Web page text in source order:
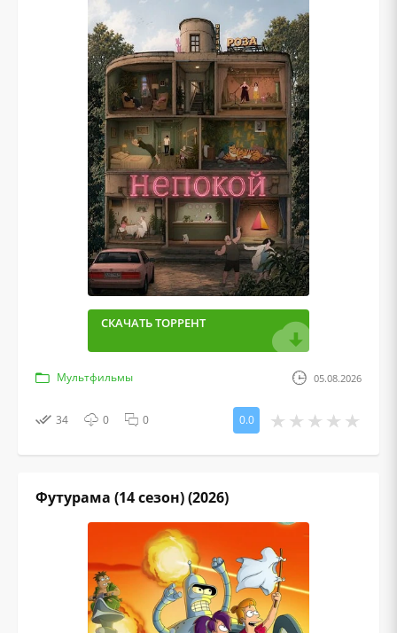
СКАЧАТЬ ТОРРЕНТ
Мультфильмы 05.08.2026
34 0 0 0.0
Футурама (14 сезон) (2026)